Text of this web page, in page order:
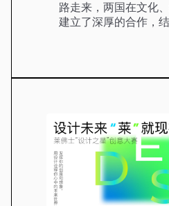
路走来，两国在文化
建立了深厚的合作，